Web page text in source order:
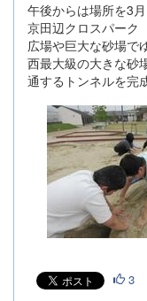
午後からは場所を3
京田辺クロスパーク
広場や巨大な砂場で
西最大級の大きな砂
通するトンネルを
3